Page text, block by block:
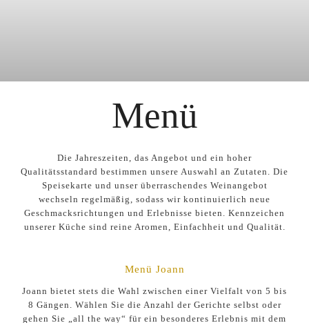
Menü
Die Jahreszeiten, das Angebot und ein hoher
Qualitätsstandard bestimmen unsere Auswahl an Zutaten. Die
Speisekarte und unser überraschendes Weinangebot
wechseln regelmäßig, sodass wir kontinuierlich neue
Geschmacksrichtungen und Erlebnisse bieten. Kennzeichen
unserer Küche sind reine Aromen, Einfachheit und Qualität.
Menü Joann
Joann bietet stets die Wahl zwischen einer Vielfalt von 5 bis
8 Gängen. Wählen Sie die Anzahl der Gerichte selbst oder
gehen Sie „all the way“ für ein besonderes Erlebnis mit dem